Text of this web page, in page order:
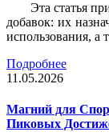
Эта статья
добавок: их
использования, а
Подробнее
11.05.2026
Магний для
Пиковых